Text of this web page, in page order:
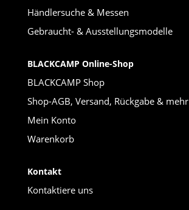
Händlersuche & Messen
Gebraucht- & Ausstellungsmodelle
BLACKCAMP Online-Shop
BLACKCAMP Shop
Shop-AGB, Versand, Rückgabe & mehr
Mein Konto
Warenkorb
Kontakt
Kontaktiere uns